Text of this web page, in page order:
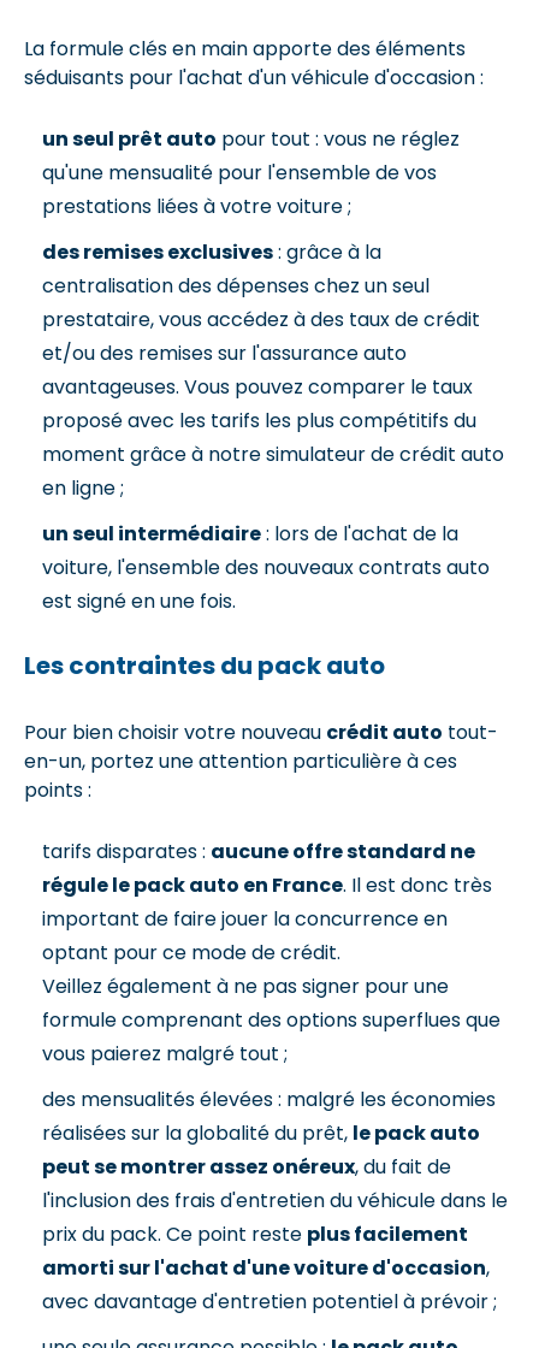
La formule clés en main apporte des éléments
séduisants pour l'achat d'un véhicule d'occasion :
un seul prêt auto pour tout : vous ne réglez
qu'une mensualité pour l'ensemble de vos
prestations liées à votre voiture ;
des remises exclusives: grâce à la
centralisation des dépenses chez un seul
prestataire, vous accédez à des taux de crédit
et/ou des remises sur l'assurance auto
avantageuses. Vous pouvez comparer le taux
proposé avec les tarifs les plus compétitifs du
moment grâce à notre simulateur de crédit auto
en ligne ;
un seul intermédiaire: lors de l'achat de la
voiture, l'ensemble des nouveaux contrats auto
est signé en une fois.
Les contraintes du pack auto
Pour bien choisir votre nouveau crédit auto tout-
en-un, portez une attention particulière à ces
points :
tarifs disparates : aucune offre standard ne
régule le pack auto en France. Il est donc très
important de faire jouer la concurrence en
optant pour ce mode de crédit.
Veillez également à ne pas signer pour une
formule comprenant des options superflues que
vous paierez malgré tout ;
des mensualités élevées : malgré les économies
réalisées sur la globalité du prêt, le pack auto
peut se montrer assez onéreux, du fait de
l'inclusion des frais d'entretien du véhicule dans le
prix du pack. Ce point reste plus facilement
amorti sur l'achat d'une voiture d'occasion,
avec davantage d'entretien potentiel à prévoir ;